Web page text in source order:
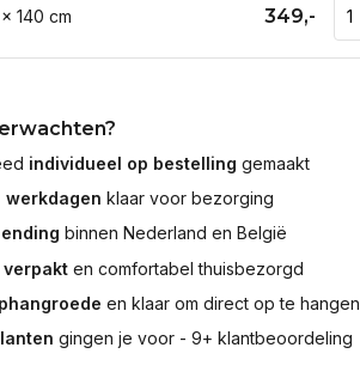
140 cm 349,-
individueel op bestelling gemaakt
werkdagen klaar voor bezorging
binnen Nederland en België
en comfortabel thuisbezorgd
en klaar om direct op te hangen
gingen je voor - 9+ klantbeoordeling